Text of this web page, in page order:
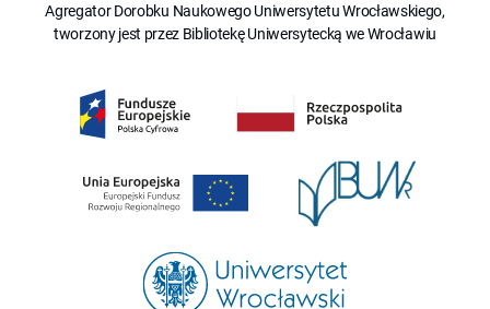
Agregator Dorobku Naukowego Uniwersytetu Wrocławskiego,
tworzony jest przez Bibliotekę Uniwersytecką we Wrocławiu